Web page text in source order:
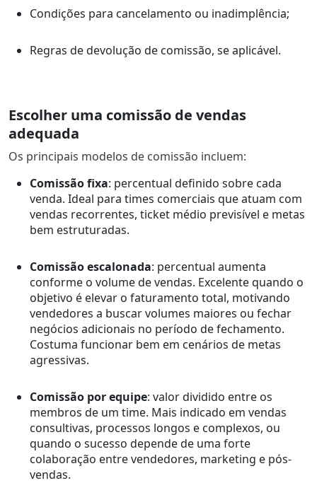
Condições para cancelamento ou inadimplência;
Regras de devolução de comissão, se aplicável.
Escolher uma comissão de vendas
adequada
Os principais modelos de comissão incluem:
Comissão fixa: percentual definido sobre cada
venda. Ideal para times comerciais que atuam com
vendas recorrentes, ticket médio previsível e metas
bem estruturadas.
Comissão escalonada: percentual aumenta
conforme o volume de vendas. Excelente quando o
objetivo é elevar o faturamento total, motivando
vendedores a buscar volumes maiores ou fechar
negócios adicionais no período de fechamento.
Costuma funcionar bem em cenários de metas
agressivas.
Comissão por equipe: valor dividido entre os
membros de um time. Mais indicado em vendas
consultivas, processos longos e complexos, ou
quando o sucesso depende de uma forte
colaboração entre vendedores, marketing e pós-
vendas.